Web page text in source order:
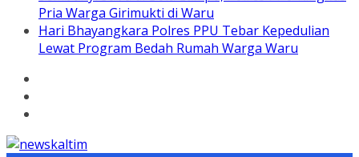
Pria Warga Girimukti di Waru
Hari Bhayangkara Polres PPU Tebar Kepedulian
Lewat Program Bedah Rumah Warga Waru